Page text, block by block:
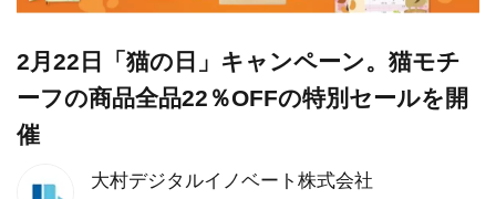
大村デジタルイノベート株式会社
2月22日「猫の日」キャンペーン。猫モチ
ーフの商品全品22％OFFの特別セールを開
催